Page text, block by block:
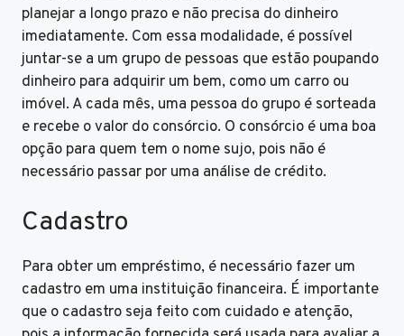
planejar a longo prazo e não precisa do dinheiro
imediatamente. Com essa modalidade, é possível
juntar-se a um grupo de pessoas que estão poupando
dinheiro para adquirir um bem, como um carro ou
imóvel. A cada mês, uma pessoa do grupo é sorteada
e recebe o valor do consórcio. O consórcio é uma boa
opção para quem tem o nome sujo, pois não é
necessário passar por uma análise de crédito.
Cadastro
Para obter um empréstimo, é necessário fazer um
cadastro em uma instituição financeira. É importante
que o cadastro seja feito com cuidado e atenção,